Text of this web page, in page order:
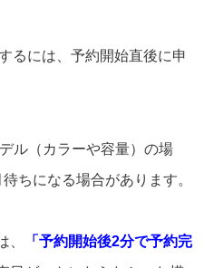
るには、予約開始直後に申
ル（カラーや容量）の場
ちになる場合があります。
、
「予約開始後2分で予約完